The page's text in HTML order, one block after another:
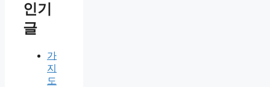
인기
글
가
지
도